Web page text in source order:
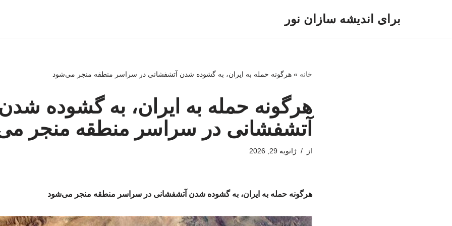
برای اندیشه سازان نور
خانه »هرگونه حمله به ایران، به گشوده شدن آتشفشانی در سراسر منطقه منجر می‌شود
هرگونه حمله به ایران، به گشوده
آتشفشانی در سراسر منطقه منجر
از ژانویه 29, 2026
هرگونه حمله به ایران، به گشوده شدن آتشفشانی در سراسر منطقه منجر می‌شود